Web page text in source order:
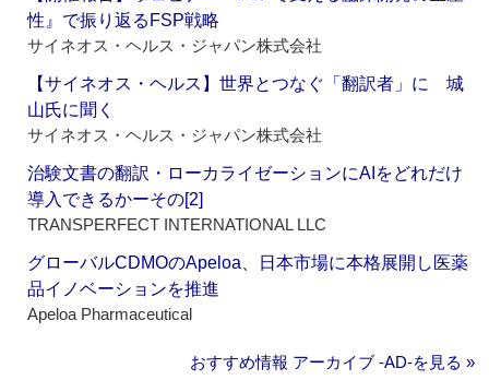
性』で振り返るFSP戦略
サイネオス・ヘルス・ジャパン株式会社
【サイネオス・ヘルス】世界とつなぐ「翻訳者」に 城
山氏に聞く
サイネオス・ヘルス・ジャパン株式会社
治験文書の翻訳・ローカライゼーションにAIをどれだけ
導入できるかーその[2]
TRANSPERFECT INTERNATIONAL LLC
グローバルCDMOのApeloa、日本市場に本格展開し医薬
品イノベーションを推進
Apeloa Pharmaceutical
おすすめ情報 アーカイブ ‐AD‐を見る »